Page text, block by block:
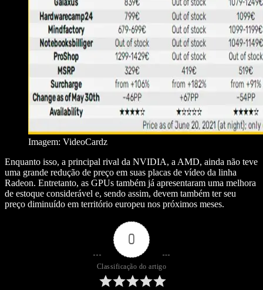
Imagem: VideoCardz
Enquanto isso, a principal rival da NVIDIA, a AMD, ainda não teve
uma grande redução de preço em suas placas de vídeo da linha
Radeon. Entretanto, as GPUs também já apresentaram uma melhora
de estoque considerável e, sendo assim, devem também ter seu
preço diminuído em território europeu nos próximos meses.
0
Classificação do artigo